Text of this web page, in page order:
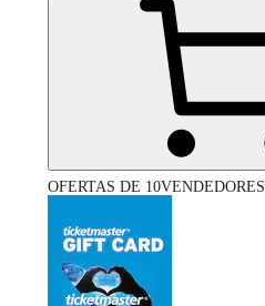
OFERTAS DE 10VENDEDORES